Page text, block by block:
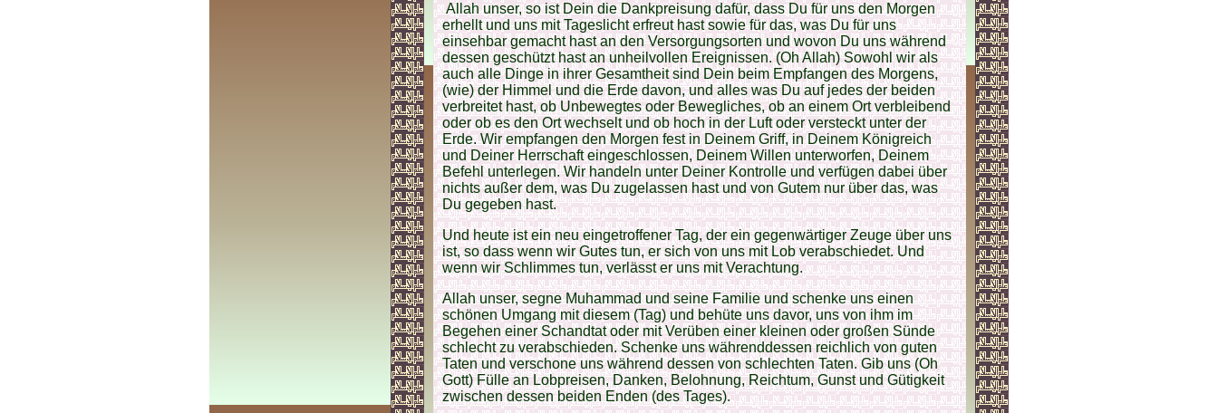
Allah unser, so ist Dein die Dankpreisung dafür, dass Du für uns den Morgen
erhellt und uns mit Tageslicht erfreut hast sowie für das, was Du für uns
einsehbar gemacht hast an den Versorgungsorten und wovon Du uns während
dessen geschützt hast an unheilvollen Ereignissen. (Oh Allah) Sowohl wir als
auch alle Dinge in ihrer Gesamtheit sind Dein beim Empfangen des Morgens,
(wie) der Himmel und die Erde davon, und alles was Du auf jedes der beiden
verbreitet hast, ob Unbewegtes oder Bewegliches, ob an einem Ort verbleibend
oder ob es den Ort wechselt und ob hoch in der Luft oder versteckt unter der
Erde. Wir empfangen den Morgen fest in Deinem Griff, in Deinem Königreich
und Deiner Herrschaft eingeschlossen, Deinem Willen unterworfen, Deinem
Befehl unterlegen. Wir handeln unter Deiner Kontrolle und verfügen dabei über
nichts außer dem, was Du zugelassen hast und von Gutem nur über das, was
Du gegeben hast.
Und heute ist ein neu eingetroffener Tag, der ein gegenwärtiger Zeuge über uns
ist, so dass wenn wir Gutes tun, er sich von uns mit Lob verabschiedet. Und
wenn wir Schlimmes tun, verlässt er uns mit Verachtung.
Allah unser, segne Muhammad und seine Familie und schenke uns einen
schönen Umgang mit diesem (Tag) und behüte uns davor, uns von ihm im
Begehen einer Schandtat oder mit Verüben einer kleinen oder großen Sünde
schlecht zu verabschieden. Schenke uns währenddessen reichlich von guten
Taten und verschone uns während dessen von schlechten Taten. Gib uns (Oh
Gott) Fülle an Lobpreisen, Danken, Belohnung, Reichtum, Gunst und Gütigkeit
zwischen dessen beiden Enden (des Tages).